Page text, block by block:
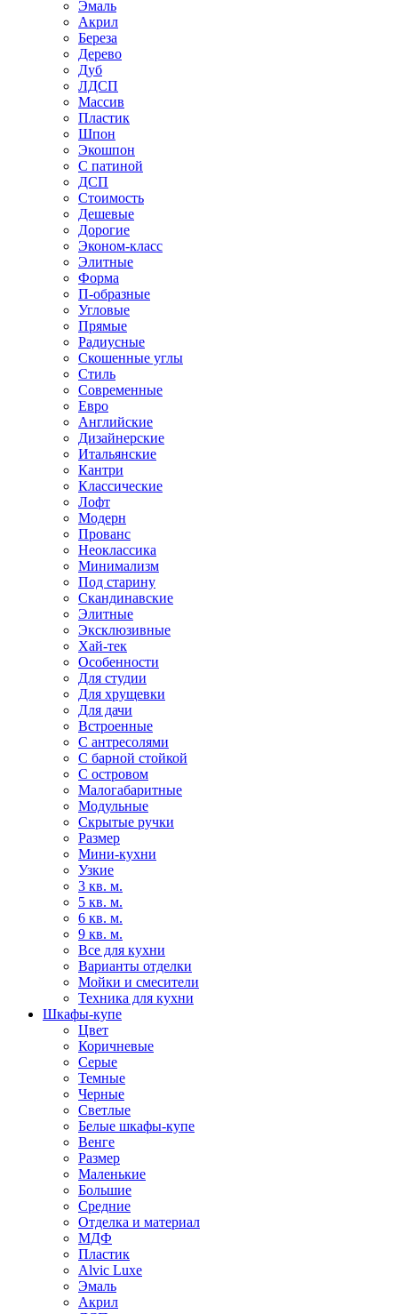
Эмаль
Акрил
Береза
Дерево
Дуб
ЛДСП
Массив
Пластик
Шпон
Экошпон
С патиной
ДСП
Стоимость
Дешевые
Дорогие
Эконом-класс
Элитные
Форма
П-образные
Угловые
Прямые
Радиусные
Скошенные углы
Стиль
Современные
Евро
Английские
Дизайнерские
Итальянские
Кантри
Классические
Лофт
Модерн
Прованс
Неоклассика
Минимализм
Под старину
Скандинавские
Элитные
Эксклюзивные
Хай-тек
Особенности
Для студии
Для хрущевки
Для дачи
Встроенные
С антресолями
С барной стойкой
С островом
Малогабаритные
Модульные
Скрытые ручки
Размер
Мини-кухни
Узкие
3 кв. м.
5 кв. м.
6 кв. м.
9 кв. м.
Все для кухни
Варианты отделки
Мойки и смесители
Техника для кухни
Шкафы-купе
Цвет
Коричневые
Серые
Темные
Черные
Светлые
Белые шкафы-купе
Венге
Размер
Маленькие
Большие
Средние
Отделка и материал
МДФ
Пластик
Alvic Luxe
Эмаль
Акрил